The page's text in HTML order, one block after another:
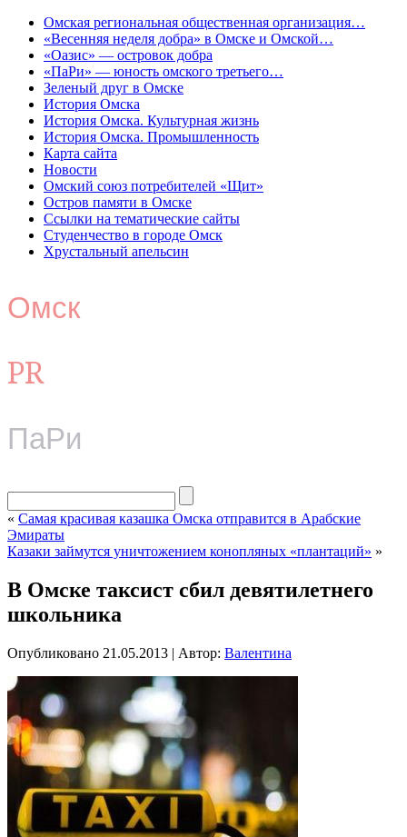
Омская региональная общественная организация…
«Весенняя неделя добра» в Омске и Омской…
«Оазис» — островок добра
«ПаРи» — юность омского третьего…
Зеленый друг в Омске
История Омска
История Омска. Культурная жизнь
История Омска. Промышленность
Карта сайта
Новости
Омский союз потребителей «Щит»
Остров памяти в Омске
Ссылки на тематические сайты
Студенчество в городе Омск
Хрустальный апельсин
Омск
PR
ПаРи
« Самая красивая казашка Омска отправится в Арабские
Эмираты
Казаки займутся уничтожением конопляных «плантаций» »
В Омске таксист сбил девятилетнего
школьника
Опубликовано 21.05.2013 | Автор: Валентина